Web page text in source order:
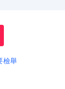
檢舉